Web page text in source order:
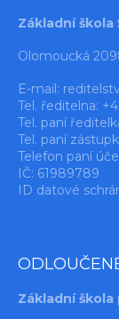
Základní
Olomoucká
E-mail:
Tel. ředitelna:
Tel. paní
Tel. paní
Telefon paní
IČ: 61989789
ID datové
Základní